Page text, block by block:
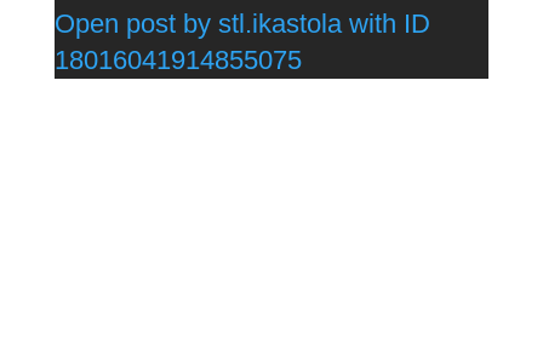
Open post by stl.ikastola with ID
18016041914855075